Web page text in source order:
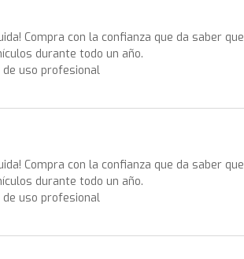
Compra con la confianza que da saber que
durante todo un año.
de uso profesional
Compra con la confianza que da saber que
durante todo un año.
de uso profesional